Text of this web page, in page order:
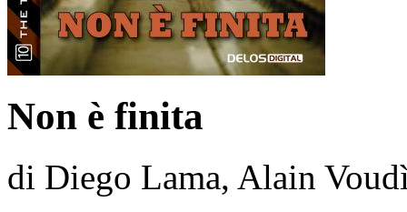
Non è finita
di Diego Lama, Alain